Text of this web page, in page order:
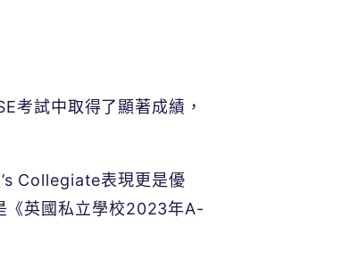
試中取得了顯著成績，
Collegiate表現更是優
《英國私立學校2023年A-